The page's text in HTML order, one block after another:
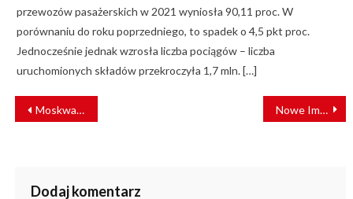
przewozów pasażerskich w 2021 wyniosła 90,11 proc. W
porównaniu do roku poprzedniego, to spadek o 4,5 pkt proc.
Jednocześnie jednak wzrosła liczba pociągów – liczba
uruchomionych składów przekroczyła 1,7 mln. […]
NAWIGACJA
WPISU
Moskwa wycofuje tramwaje PESA Fokstrot Nowe Impulsy dla PKP SKM Trójmiasto wyjechały na pomorskie tory
Dodaj komentarz